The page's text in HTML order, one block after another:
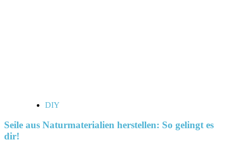
DIY
Seile aus Naturmaterialien herstellen: So gelingt es
dir!